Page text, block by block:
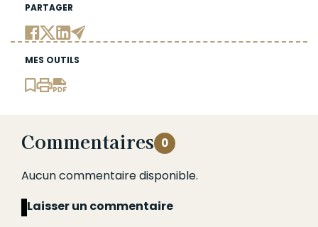
PARTAGER
MES OUTILS
Commentaires 0
Aucun commentaire disponible.
Laisser un commentaire